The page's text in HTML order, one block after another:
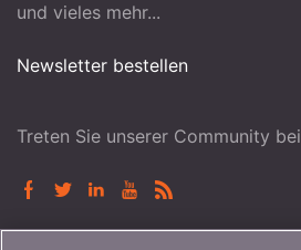
und vieles mehr...
Newsletter bestellen
Treten Sie unserer Community bei